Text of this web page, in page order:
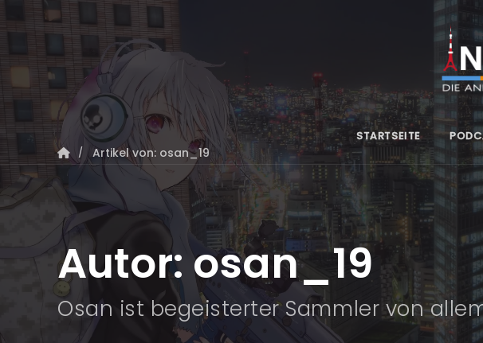
STARTSEITE
Artikel von: osan_19
Autor:osan_19
Osan ist begeisterter Sammler von